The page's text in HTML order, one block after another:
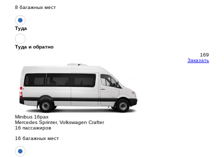
8 багажных мест
Туда
Туда и обратно
169
Заказать
Minibus 16pax
Mercedes Sprinter, Volkswagen Crafter
16 пассажиров
16 багажных мест